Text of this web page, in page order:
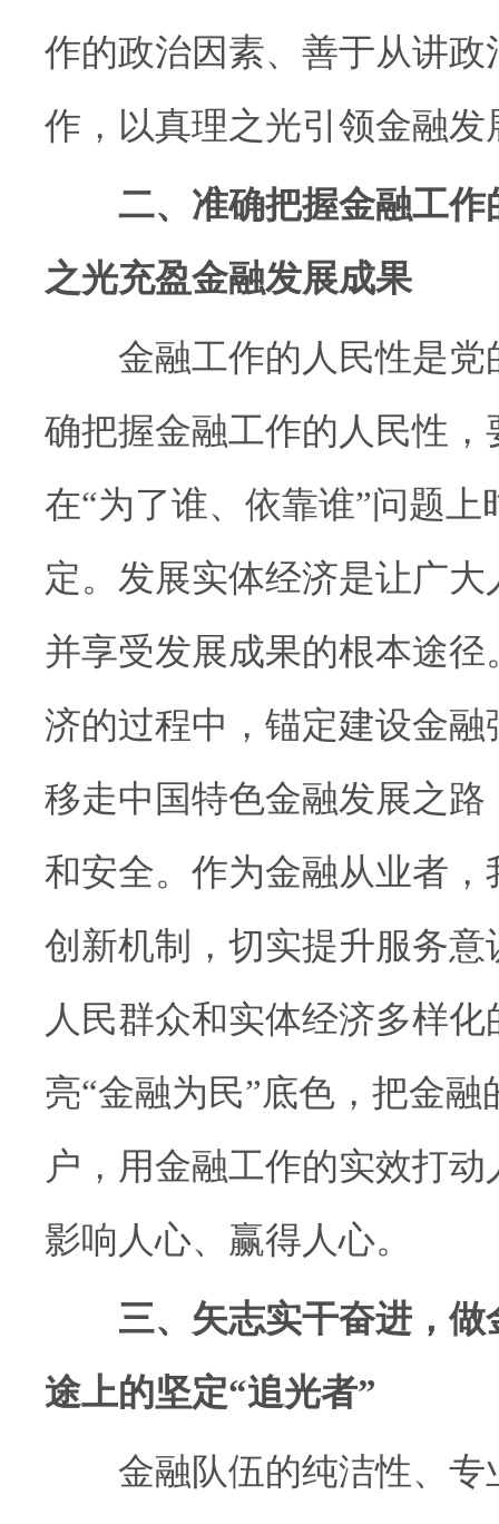
作的政治因素、善于从讲
作，以真理之光引领金融发
二、准确把握金融工
之光充盈金融发展成果
金融工作的人民性是党
确把握金融工作的人民性，
在“为了谁、依靠谁”问题上
定。发展实体经济是让广
并享受发展成果的根本途
济的过程中，锚定建设金
移走中国特色金融发展之
和安全。作为金融从业者
创新机制，切实提升服务
人民群众和实体经济多样
亮“金融为民”底色，把金
户，用金融工作的实效打
影响人心、赢得人心。
三、矢志实干奋进，做
途上的坚定“追光者”
金融队伍的纯洁性、专